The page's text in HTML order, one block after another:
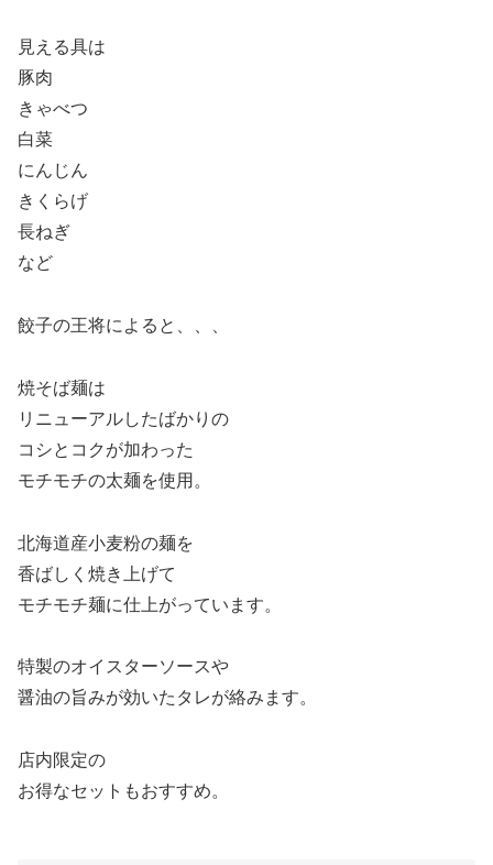
見える具は
豚肉
きゃべつ
白菜
にんじん
きくらげ
長ねぎ
など
餃子の王将によると、、、
焼そば麺は
リニューアルしたばかりの
コシとコクが加わった
モチモチの太麺を使用。
北海道産小麦粉の麺を
香ばしく焼き上げて
モチモチ麺に仕上がっています。
特製のオイスターソースや
醤油の旨みが効いたタレが絡みます。
店内限定の
お得なセットもおすすめ。